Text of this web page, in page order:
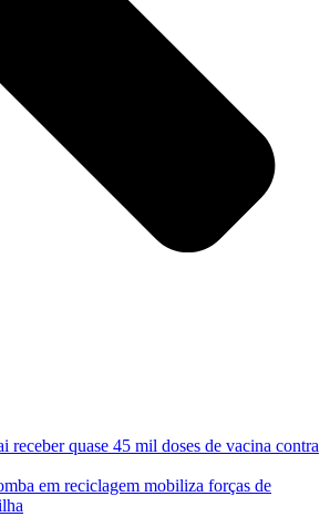
receber quase 45 mil doses de vacina contra
em reciclagem mobiliza forças de